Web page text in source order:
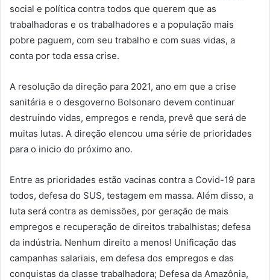
social e política contra todos que querem que as
trabalhadoras e os trabalhadores e a população mais
pobre paguem, com seu trabalho e com suas vidas, a
conta por toda essa crise.
A resolução da direção para 2021, ano em que a crise
sanitária e o desgoverno Bolsonaro devem continuar
destruindo vidas, empregos e renda, prevê que será de
muitas lutas. A direção elencou uma série de prioridades
para o inicio do próximo ano.
Entre as prioridades estão vacinas contra a Covid-19 para
todos, defesa do SUS, testagem em massa. Além disso, a
luta será contra as demissões, por geração de mais
empregos e recuperação de direitos trabalhistas; defesa
da indústria. Nenhum direito a menos! Unificação das
campanhas salariais, em defesa dos empregos e das
conquistas da classe trabalhadora; Defesa da Amazônia,